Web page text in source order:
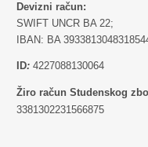
Devizni račun:
SWIFT UNCR BA 22;
IBAN: BA
ID: 4227088130064
Žiro račun Studenskog
3381302231566875